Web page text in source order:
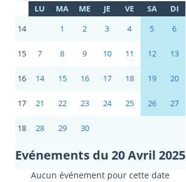
LU MA ME JE VE SA
DI
14
1 2 3 4 5 6
15 7 8 9 10 11 12 13
16 14 15 16 17 18 19 20
17 21 22 23 24 25 26 27
18 28 29 30
Evénements du 20 Avril 2025
Aucun événement pour cette date